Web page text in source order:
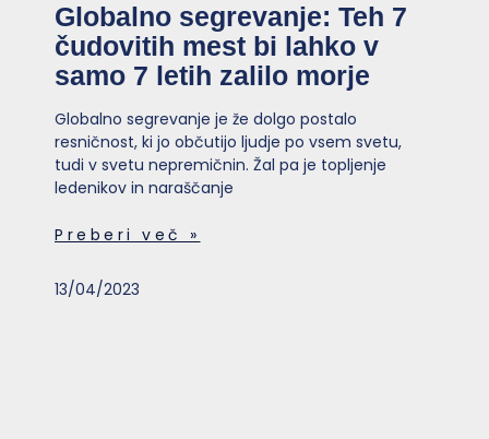
Globalno segrevanje: Teh 7
čudovitih mest bi lahko v
samo 7 letih zalilo morje
Globalno segrevanje je že dolgo postalo
resničnost, ki jo občutijo ljudje po vsem svetu,
tudi v svetu nepremičnin. Žal pa je topljenje
ledenikov in naraščanje
Preberi več »
13/04/2023